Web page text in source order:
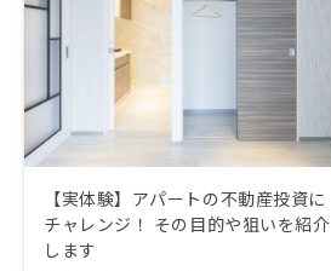
【実体験】アパートの不動産投資に
チャレンジ！ その目的や狙いを紹介
します